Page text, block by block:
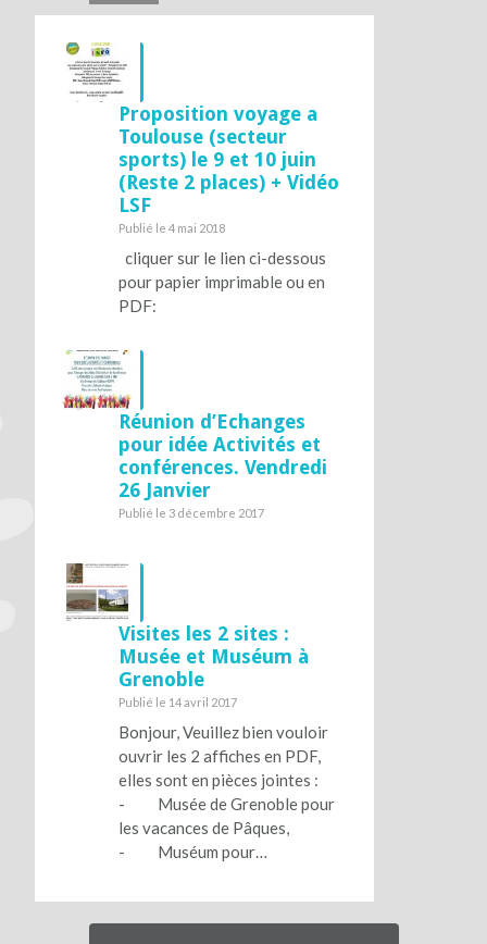
Proposition voyage a
Toulouse (secteur
sports) le 9 et 10 juin
(Reste 2 places) + Vidéo
LSF
Publié le 4 mai 2018
cliquer sur le lien ci-dessous
pour papier imprimable ou en
PDF:
Réunion d’Echanges
pour idée Activités et
conférences. Vendredi
26 Janvier
Publié le 3 décembre 2017
Visites les 2 sites :
Musée et Muséum à
Grenoble
Publié le 14 avril 2017
Bonjour, Veuillez bien vouloir
ouvrir les 2 affiches en PDF,
elles sont en pièces jointes :
- Musée de Grenoble pour
les vacances de Pâques,
- Muséum pour…